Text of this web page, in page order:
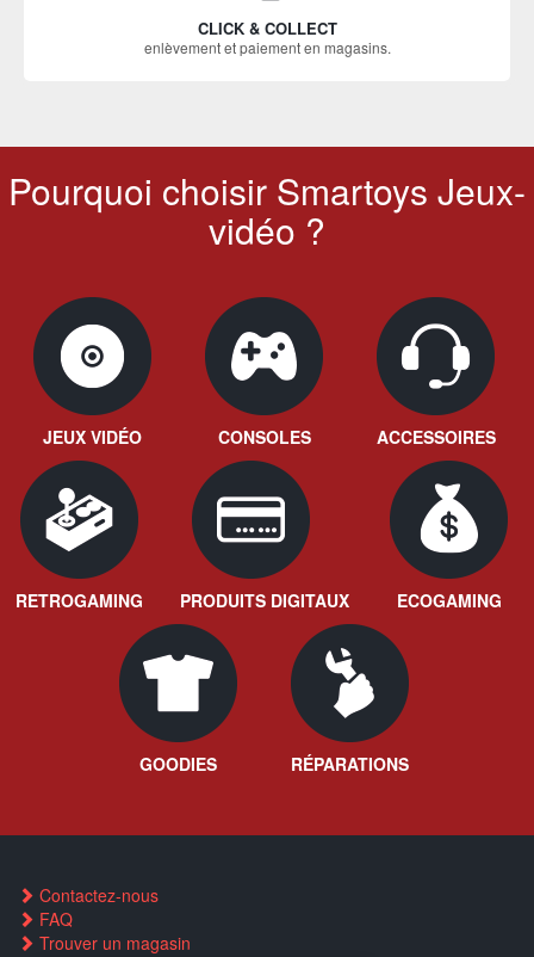
CLICK & COLLECT
enlèvement et paiement en magasins.
Pourquoi choisir Smartoys Jeux-
vidéo ?
JEUX VIDÉO CONSOLES ACCESSOIRES
RETROGAMING PRODUITS DIGITAUX ECOGAMING
GOODIES RÉPARATIONS
Contactez-nous
FAQ
Trouver un magasin